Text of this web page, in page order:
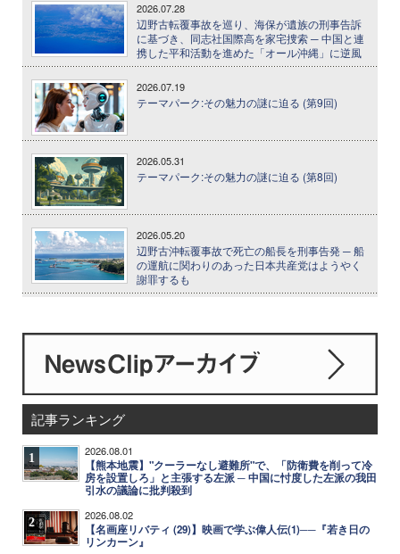
2026.07.28
辺野古転覆事故を巡り、海保が遺族の刑事告訴
に基づき、同志社国際高を家宅捜索 ─ 中国と連
携した平和活動を進めた「オール沖縄」に逆風
2026.07.19
テーマパーク:その魅力の謎に迫る (第9回)
2026.05.31
テーマパーク:その魅力の謎に迫る (第8回)
2026.05.20
辺野古沖転覆事故で死亡の船長を刑事告発 ─ 船
の運航に関わりのあった日本共産党はようやく
謝罪するも
記事ランキング
1 2026.08.01
【熊本地震】"クーラーなし避難所"で、「防衛費を削って冷
房を設置しろ」と主張する左派 ─ 中国に忖度した左派の我田
引水の議論に批判殺到
2 2026.08.02
【名画座リバティ (29)】映画で学ぶ偉人伝(1)──『若き日の
リンカーン』